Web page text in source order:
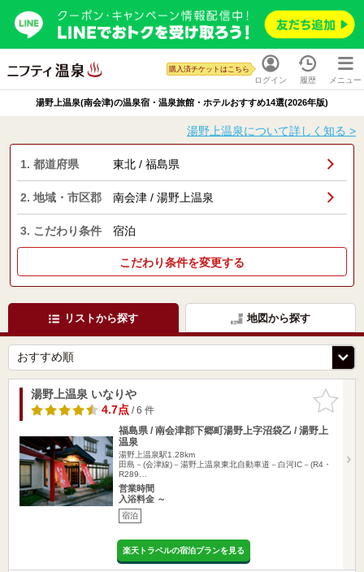
ログイン
購入済チケットはこちら
履歴 メニュー
湯野上温泉(南会津)の温泉宿・温泉旅館・ホテルおすすめ14選(2026年版)
湯野上温泉について詳しく知る >
1. 都道府県 東北 / 福島県
2. 地域・市区郡 南会津 / 湯野上温泉
3. こだわり条件 宿泊
こだわり条件を変更する
リストから探す 地図から探す
お気に入
りに追加
湯野上温泉 いなりや
4.7点/ 6 件
福島県 / 南会津郡下郷町湯野上字沼袋乙 / 湯野上
温泉
湯野上温泉駅1.28km
田島－(会津線)－湯野上温泉東北自動車道－白河IC－(R4・
R289…
営業時間
入浴料金 ～
宿泊
楽天トラベルの宿泊プランを見る